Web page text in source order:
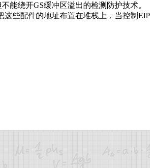
能绕开GS缓冲区溢出的检测防护技术。
些配件的地址布置在堆栈上，当控制EIP